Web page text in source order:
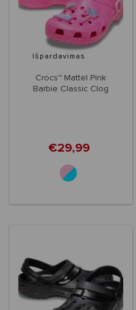
Išpardavimas
Crocs™ Mattel Pink
Barbie Classic Clog
€29,99